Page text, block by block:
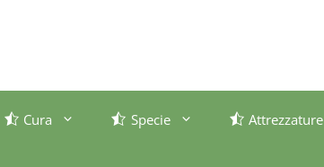
Cura Specie Attrezzature